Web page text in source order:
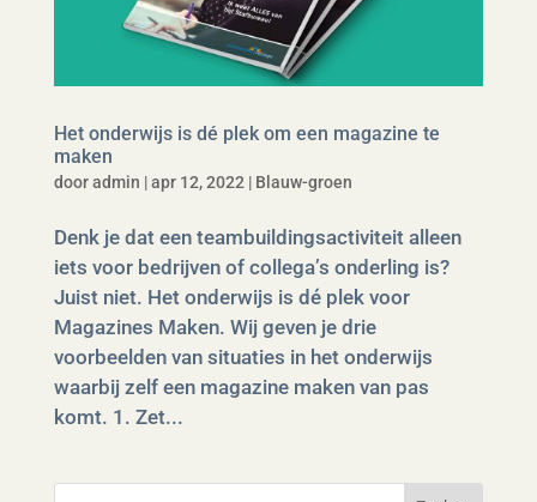
Het onderwijs is dé plek om een magazine te
maken
dooradmin |apr 12, 2022 | Blauw-groen
Denk je dat een teambuildingsactiviteit alleen
iets voor bedrijven of collega’s onderling is?
Juist niet. Het onderwijs is dé plek voor
Magazines Maken. Wij geven je drie
voorbeelden van situaties in het onderwijs
waarbij zelf een magazine maken van pas
komt. 1. Zet...